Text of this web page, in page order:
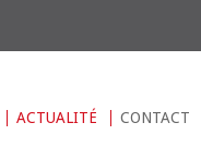
ACTUALITÉ CONTACT